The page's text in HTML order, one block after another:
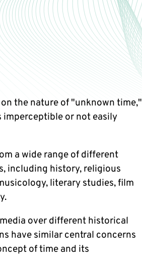
the nature of "unknown time,"
imperceptible or not easily
a wide range of different
including history, religious
literary studies, film
over different historical
have similar central concerns
of time and its